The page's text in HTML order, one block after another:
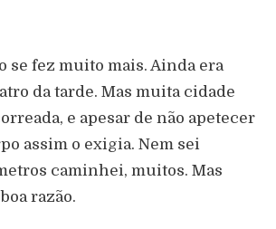
se fez muito mais. Ainda era
da tarde. Mas muita cidade
e apesar de não apetecer
assim o exigia. Nem sei
caminhei, muitos. Mas
razão.